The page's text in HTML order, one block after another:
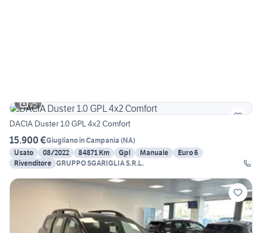
25
DACIA Duster 1.0 GPL 4x2 Comfort
15.900 €Giugliano in Campania (NA)
Usato
08/2022 84871 Km Gpl Manuale
Euro 6
Rivenditore GRUPPO SGARIGLIA S.R.L.